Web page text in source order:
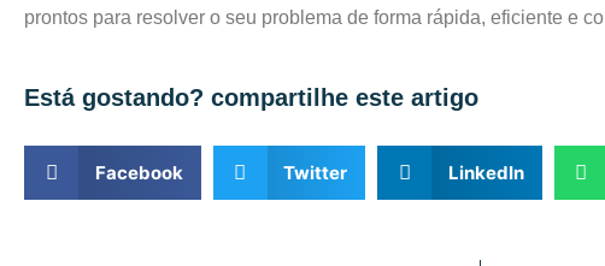
prontos para resolver o seu problema de forma rápida, eficiente e
Está gostando? compartilhe este artigo
Facebook Twitter LinkedIn